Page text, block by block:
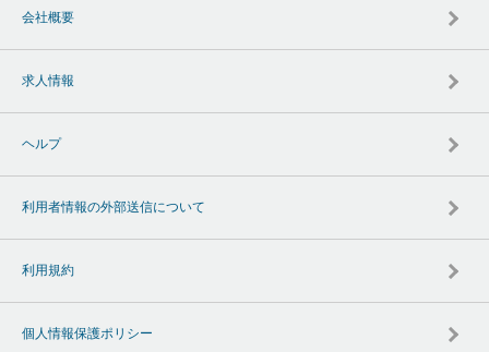
会社概要
求人情報
ヘルプ
利用者情報の外部送信について
利用規約
個人情報保護ポリシー